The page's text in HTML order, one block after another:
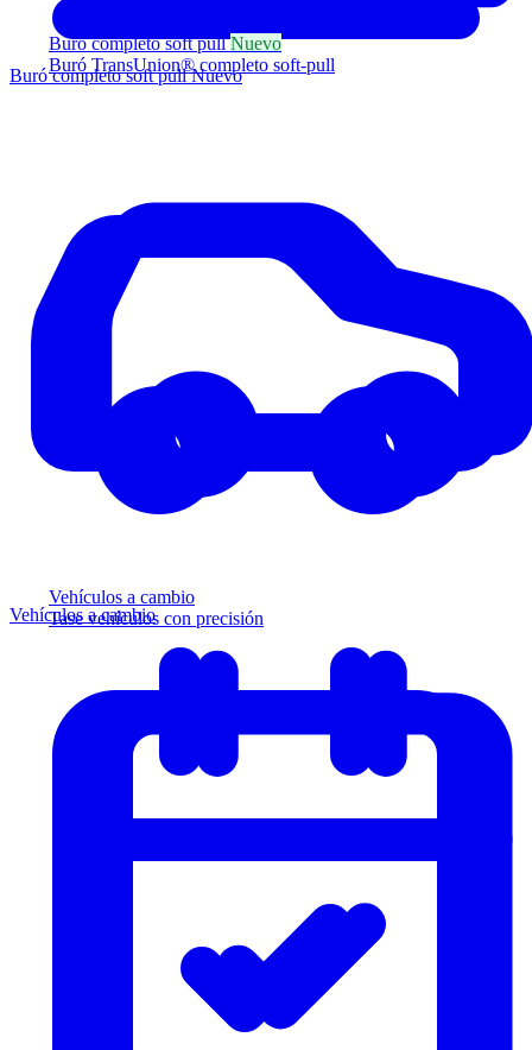
Buró completo soft pullNuevo
Buró TransUnion® completo soft-pull
Vehículos a cambio
Tase vehículos con precisión
Buró completo soft pullNuevo
Vehículos a cambio